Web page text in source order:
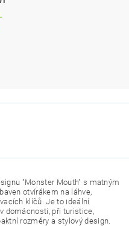
"Monster Mouth" s matným
otvírákem na láhve,
klíčů. Je to ideální
domácnosti, při turistice,
rozměry a stylový design.